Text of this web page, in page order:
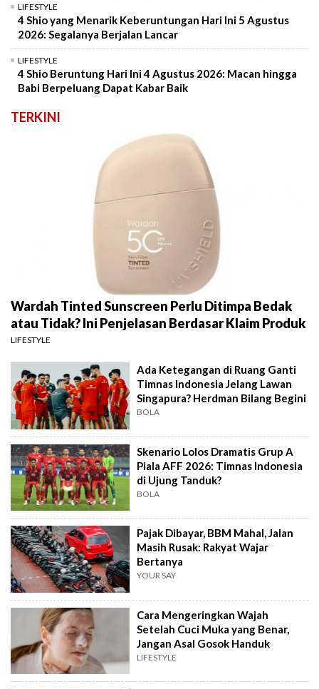
LIFESTYLE
4 Shio yang Menarik Keberuntungan Hari Ini 5 Agustus
2026: Segalanya Berjalan Lancar
LIFESTYLE
4 Shio Beruntung Hari Ini 4 Agustus 2026: Macan hingga
Babi Berpeluang Dapat Kabar Baik
TERKINI
Wardah Tinted Sunscreen Perlu Ditimpa Bedak
atau Tidak? Ini Penjelasan Berdasar Klaim Produk
LIFESTYLE
Ada Ketegangan di Ruang Ganti
Timnas Indonesia Jelang Lawan
Singapura? Herdman Bilang Begini
BOLA
Skenario Lolos Dramatis Grup A
Piala AFF 2026: Timnas Indonesia
di Ujung Tanduk?
BOLA
Pajak Dibayar, BBM Mahal, Jalan
Masih Rusak: Rakyat Wajar
Bertanya
YOUR SAY
Cara Mengeringkan Wajah
Setelah Cuci Muka yang Benar,
Jangan Asal Gosok Handuk
LIFESTYLE